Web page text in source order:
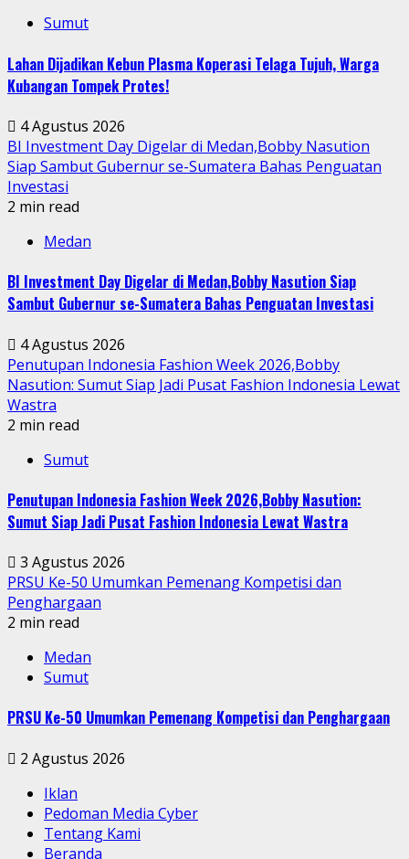
Sumut
Lahan Dijadikan Kebun Plasma Koperasi Telaga Tujuh, Warga
Kubangan Tompek Protes!
4 Agustus 2026
BI Investment Day Digelar di Medan,Bobby Nasution
Siap Sambut Gubernur se-Sumatera Bahas Penguatan
Investasi
2 min read
Medan
BI Investment Day Digelar di Medan,Bobby Nasution Siap
Sambut Gubernur se-Sumatera Bahas Penguatan Investasi
4 Agustus 2026
Penutupan Indonesia Fashion Week 2026,Bobby
Nasution: Sumut Siap Jadi Pusat Fashion Indonesia Lewat
Wastra
2 min read
Sumut
Penutupan Indonesia Fashion Week 2026,Bobby Nasution:
Sumut Siap Jadi Pusat Fashion Indonesia Lewat Wastra
3 Agustus 2026
PRSU Ke-50 Umumkan Pemenang Kompetisi dan
Penghargaan
2 min read
Medan
Sumut
PRSU Ke-50 Umumkan Pemenang Kompetisi dan Penghargaan
2 Agustus 2026
Iklan
Pedoman Media Cyber
Tentang Kami
Beranda